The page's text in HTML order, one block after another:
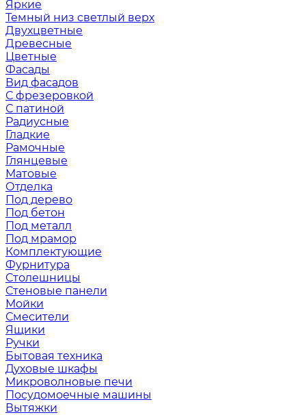
Яркие
Темный низ светлый верх
Двухцветные
Древесные
Цветные
Фасады
Вид фасадов
С фрезеровкой
С патиной
Радиусные
Гладкие
Рамочные
Глянцевые
Матовые
Отделка
Под дерево
Под бетон
Под металл
Под мрамор
Комплектующие
Фурнитура
Столешницы
Стеновые панели
Мойки
Смесители
Ящики
Ручки
Бытовая техника
Духовые шкафы
Микроволновые печи
Посудомоечные машины
Вытяжки